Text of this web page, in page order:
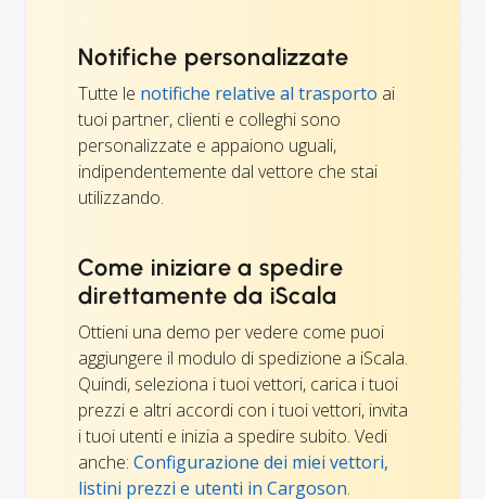
Notifiche personalizzate
Tutte le notifiche relative al trasporto ai
tuoi partner, clienti e colleghi sono
personalizzate e appaiono uguali,
indipendentemente dal vettore che stai
utilizzando.
Come iniziare a spedire
direttamente da iScala
Ottieni una demo per vedere come puoi
aggiungere il modulo di spedizione a iScala.
Quindi, seleziona i tuoi vettori, carica i tuoi
prezzi e altri accordi con i tuoi vettori, invita
i tuoi utenti e inizia a spedire subito. Vedi
anche: Configurazione dei miei vettori,
listini prezzi e utenti in Cargoson.